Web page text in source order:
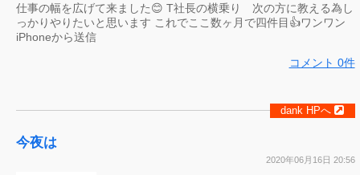
仕事の幅を広げて来ました😊 T社長の横乗り 次の方に教える為し
っかりやりたいと思います これでここ数ヶ月で四件目👍ワンワン
iPhoneから送信
コメント 0件
今夜は
dank HPへ
2020年06月16日 20:56